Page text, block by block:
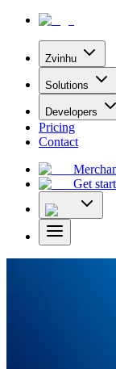
Zvinhu
Solutions
Developers
Pricing
Contact
Get